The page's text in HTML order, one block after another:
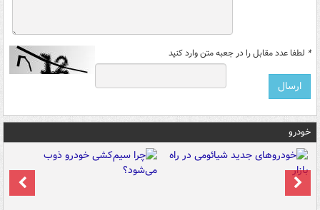
* لطفا عدد مقابل را در جعبه متن وارد کنید
خودرو